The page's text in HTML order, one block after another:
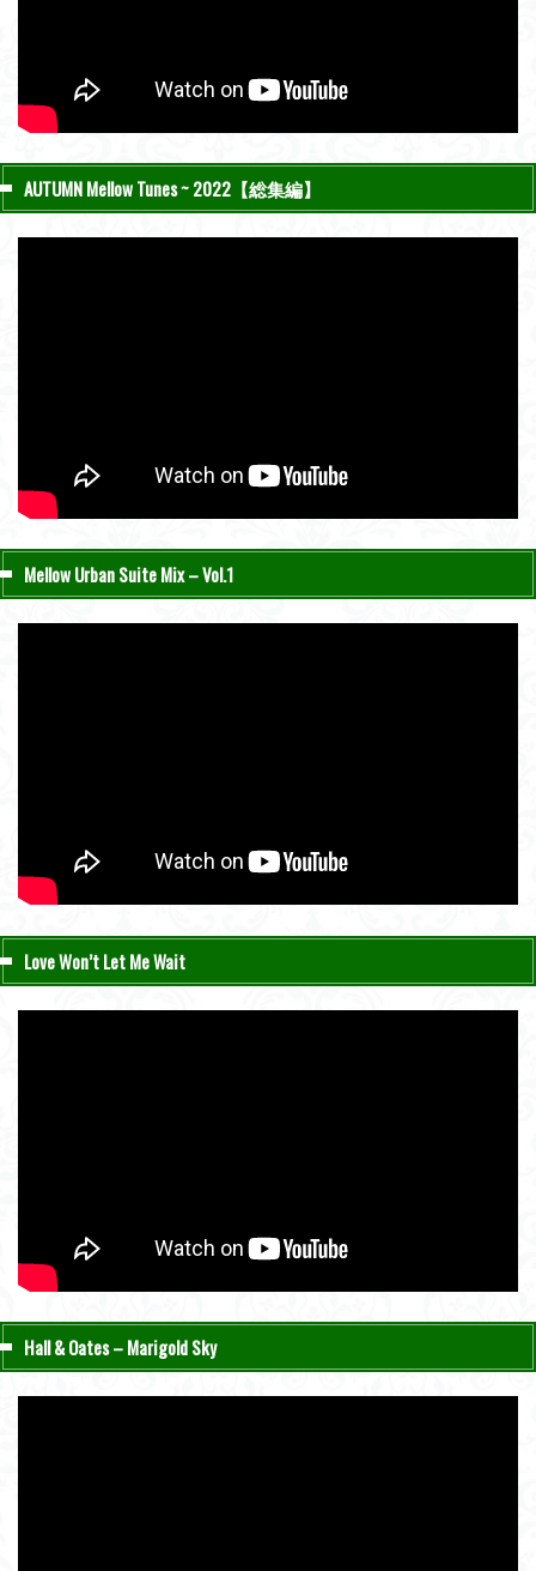
AUTUMN Mellow Tunes ~ 2022【総集編】
Mellow Urban Suite Mix – Vol.1
Love Won’t Let Me Wait
Hall & Oates – Marigold Sky